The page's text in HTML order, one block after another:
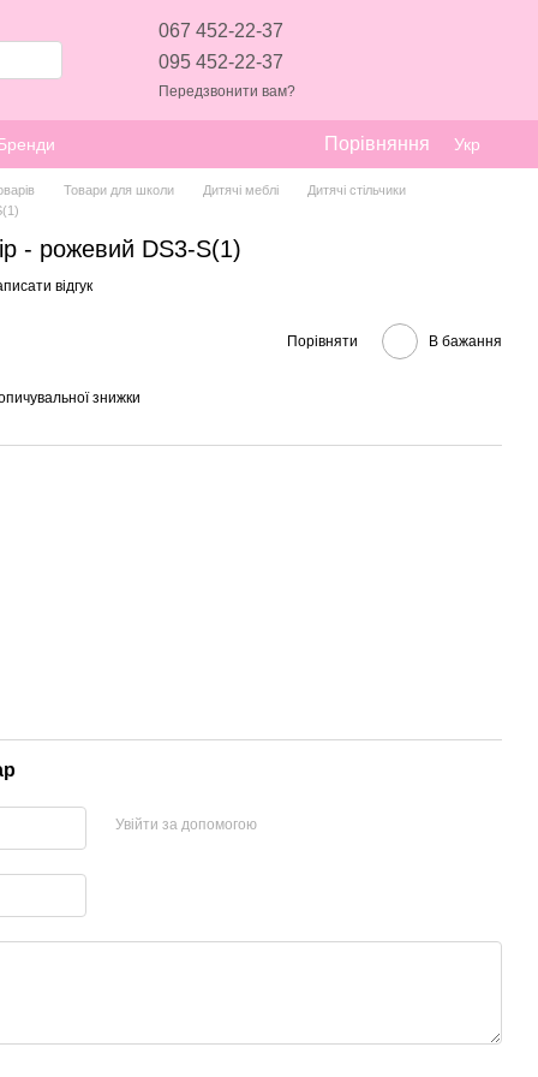
067 452-22-37
095 452-22-37
Передзвонити вам?
Порівняння Укр
Товари для школи Дитячі меблі
Дитячі стільчики
- рожевий DS3-S(1)
відгук
Порівняти В бажання
знижки
Увійти за допомогою